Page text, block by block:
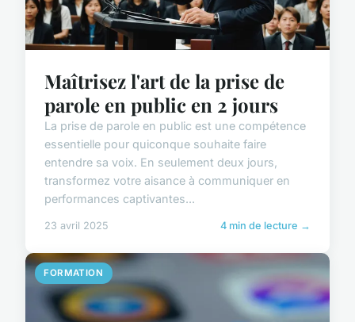
Maîtrisez l'art de la prise de
parole en public en 2 jours
La prise de parole en public est une compétence
essentielle pour quiconque souhaite faire
entendre sa voix. En seulement deux jours,
transformez votre aisance à communiquer en
performances captivantes...
23 avril 2025 4 min de lecture →
FORMATION